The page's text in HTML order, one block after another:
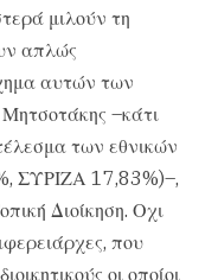
μιλούν τη
απλώς
αυτών των
–κάτι
των εθνικών
ΣΥΡΙΖΑ 17,83%)–,
Διοίκηση. Οχι
που
οι οποίοι